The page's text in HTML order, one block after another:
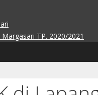
TP. 2020/2021